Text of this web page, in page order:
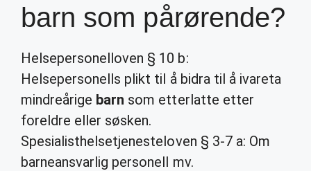
barn som pårørende?
Helsepersonelloven § 10 b:
Helsepersonells plikt til å bidra til å ivareta
mindreårige barn som etterlatte etter
foreldre eller søsken.
Spesialisthelsetjenesteloven § 3-7 a: Om
barneansvarlig personell mv.